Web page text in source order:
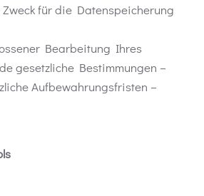
für die Datenspeicherung
Bearbeitung Ihres
gesetzliche Bestimmungen –
Aufbewahrungsfristen –